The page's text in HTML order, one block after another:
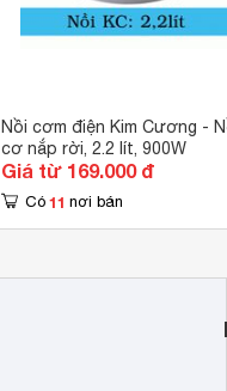
1 mâm nhiệt
1.95 kg
Nồi cơm điện Kim Cương -
cơ nắp rời, 2.2 lít, 900W
Giá từ 169.000 đ
Có 11 nơi bán